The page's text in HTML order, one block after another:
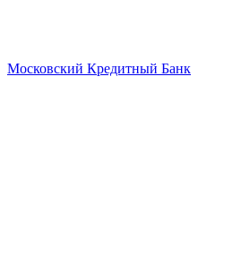
Московский Кредитный Банк